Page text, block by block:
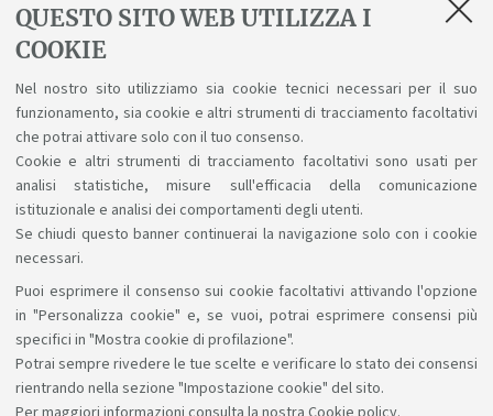
QUESTO SITO WEB UTILIZZA I
COOKIE
Nel nostro sito utilizziamo sia cookie tecnici necessari per il suo
funzionamento, sia cookie e altri strumenti di tracciamento facoltativi
che potrai attivare solo con il tuo consenso.
Cookie e altri strumenti di tracciamento facoltativi sono usati per
analisi statistiche, misure sull'efficacia della comunicazione
istituzionale e analisi dei comportamenti degli utenti.
Se chiudi questo banner continuerai la navigazione solo con i cookie
necessari.
Puoi esprimere il consenso sui cookie facoltativi attivando l'opzione
in "Personalizza cookie" e, se vuoi, potrai esprimere consensi più
specifici in "Mostra cookie di profilazione".
Potrai sempre rivedere le tue scelte e verificare lo stato dei consensi
rientrando nella sezione "Impostazione cookie" del sito.
Attivare una carriera alias
Iscriversi a singole attività formative
Conciliare studio e lavoro
Riconoscimento crediti
Sosteniamo il diritto alla conoscenza
Seguici su: